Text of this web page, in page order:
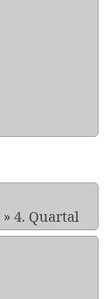
» 4. Quartal